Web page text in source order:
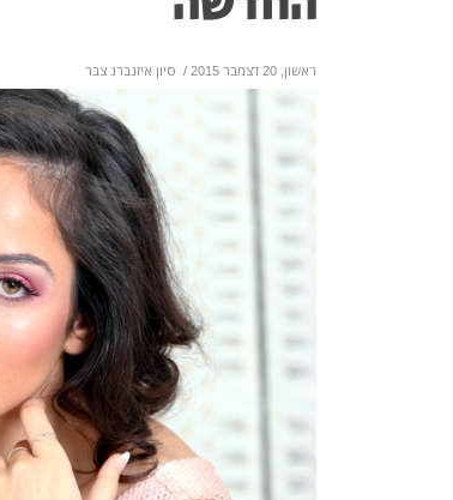
ראשון, 20 דצמבר 2015 / סיון איזנברג צבר